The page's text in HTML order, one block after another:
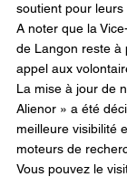
soutient pour leurs
A noter que la
de Langon reste à
appel aux
La mise à jour de
Alienor » a été
meilleure visibilité
moteurs de
Vous pouvez le